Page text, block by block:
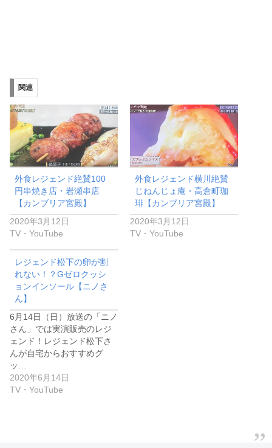
関連
外食レジェンド絶賛100
円串焼き店・岩瀬串店
【カンブリア宮殿】
2020年3月12日
TV・YouTube
外食レジェンド横川絶賛
じねんじょ庵・高倉町珈
琲【カンブリア宮殿】
2020年3月12日
TV・YouTube
レジェンド松下の卵が割
れない！？Gゼロクッシ
ョンインソール【ニノさ
ん】
6月14日（日）放送の「ニノ
さん」では実演販売のレジ
ェンド！レジェンド松下さ
んが自宅からおすすめグ
ッ…
2020年6月14日
TV・YouTube